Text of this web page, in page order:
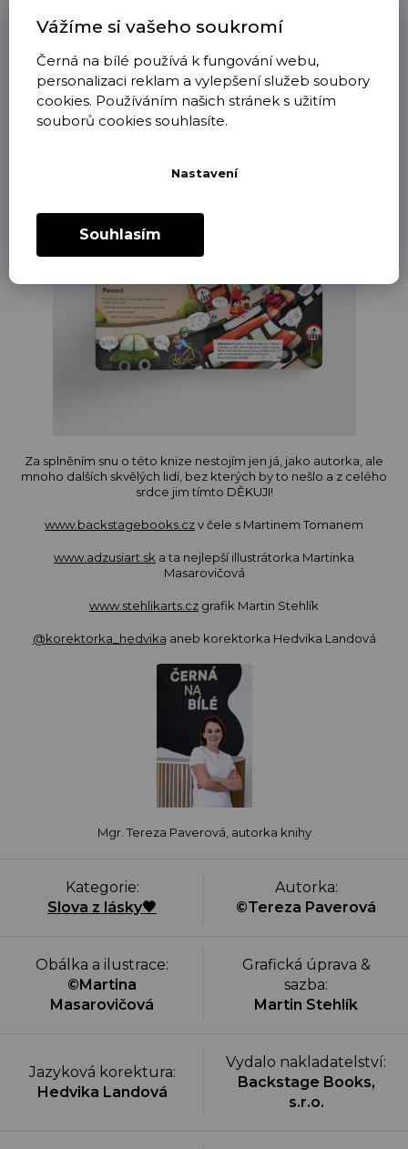
Vážíme si vašeho soukromí
Černá na bílé používá k fungování webu,
personalizaci reklam a vylepšení služeb soubory
cookies. Používáním našich stránek s užitím
souborů cookies souhlasíte.
Nastavení
Souhlasím
Na své si přijdou i starší děti, které již knihu hravě přečtou a
čekajíNĚCO VÍC. Každá dvojstránka obsahuje
matematických příkladů. Texty jsou doplněny o konverzace v
Za splněním snu o této knize nestojím jen já, jako autorka, ale
mnoho dalších skvělých lidí, bez kterých by to nešlo a z celého
srdce jim tímto DĚKUJI!
www.backstagebooks.czv čele s Martinem Tomanem
www.adzusiart.sk a ta nejlepší illustrátorka Martinka
Masarovičová
www.stehlikarts.cz grafik Martin Stehlík
@korektorka_hedvika aneb korektorka Hedvika Landová
Mgr. Tereza Paverová, autorka knihy
Kategorie:
Slova z lásky🖤
Autorka:
©Tereza Paverová
Obálka a ilustrace:
©Martina
Masarovičová
Grafická úprava &
sazba:
Martin Stehlík
Jazyková korektura:
Hedvika Landová
Vydalo nakladatelství:
Backstage Books,
s.r.o.